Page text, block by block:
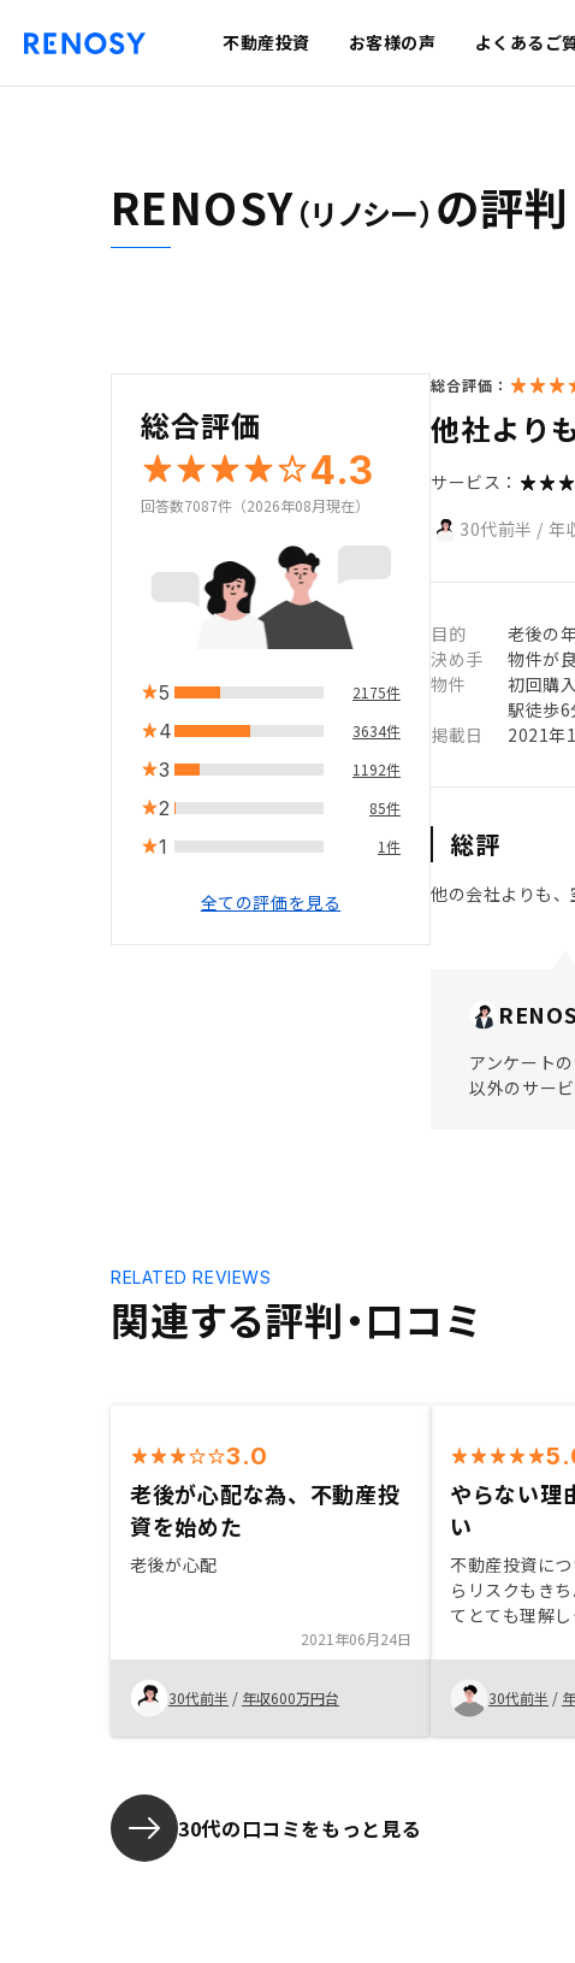
不動産投資 お客様の声 よくあるご
RENOSY（リノシー） の評判
総合評価
4.3
回答数7087件（2026年08月現在）
5 2175件
4 3634件
3 1192件
2 85件
1 1件
全ての評価を見る
総合評価：
他社より
サービス：
30代前半 / 年
目的
老後の
決め手
物件が
物件
初回購
駅徒歩
掲載日
2021年
総評
他の会社よりも
アンケート
以外のサー
関連する評判・口コミ
RELATED REVIEWS
3.0
老後が心配な為、不動産投
資を始めた
老後が心配
2021年06月24日
30代前半 / 年収600万円台
やらない理
い
不動産投資に
らリスクもき
てとても理解
められたこと
す。 また、担
る方々の対応
ています。 ほ
動産投資、や
30代前半 /
30代の口コミをもっと見る